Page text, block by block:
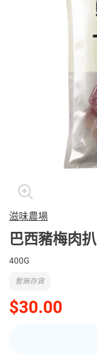
滋味農場
巴西豬梅肉扒
400G
$30.00
暫無存貨